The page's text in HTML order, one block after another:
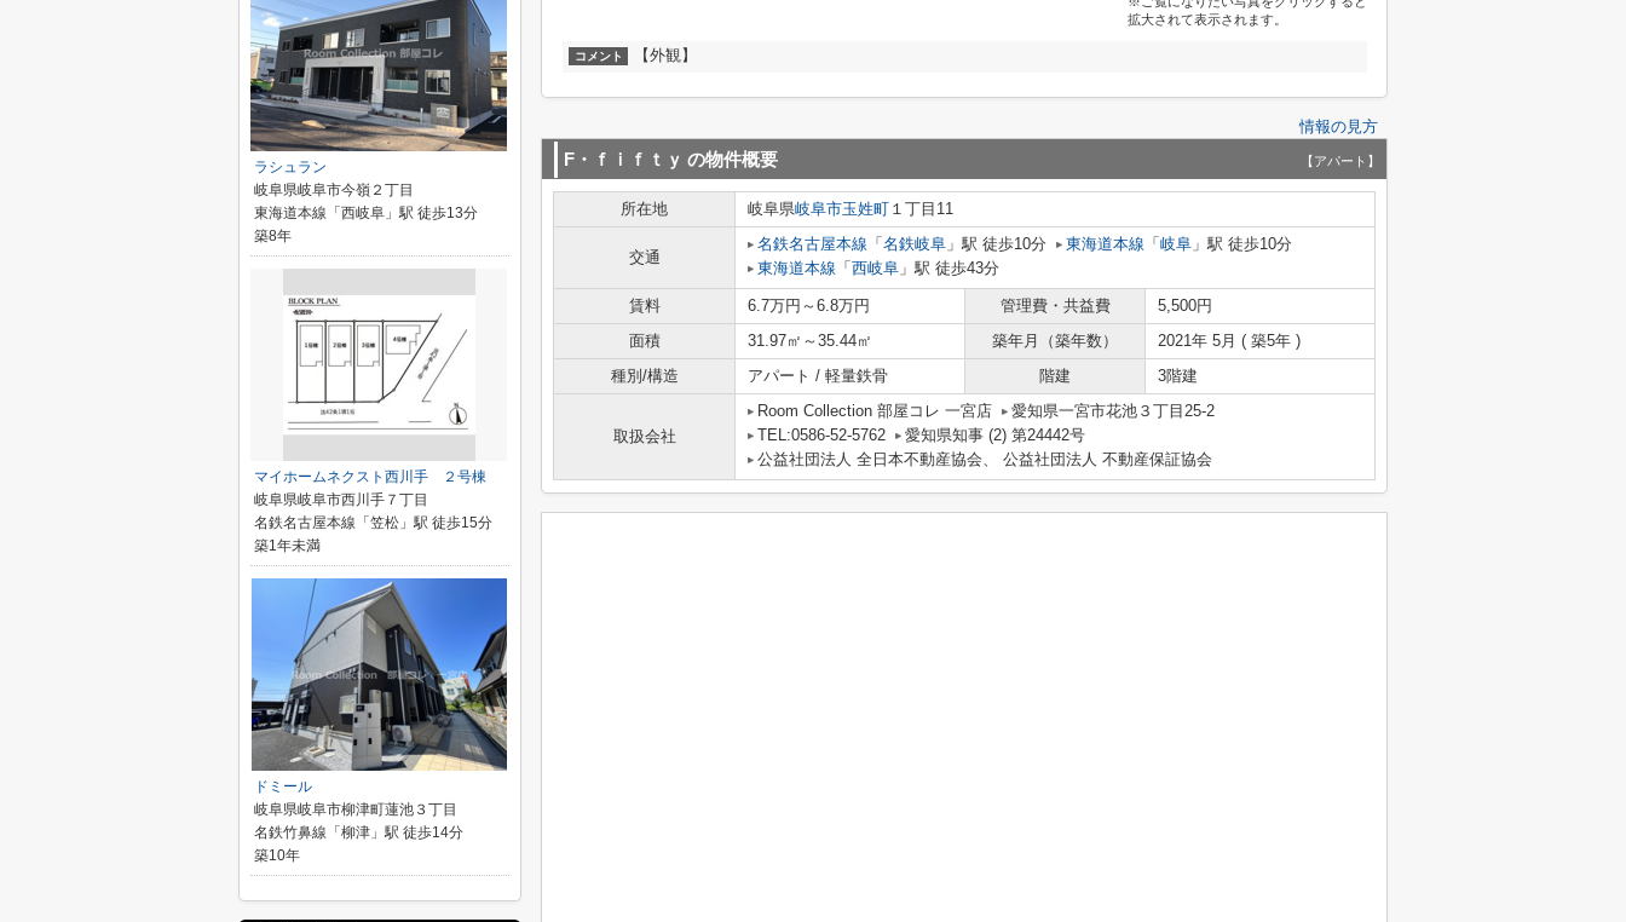
拡大されて表示されます。
コメント 【外観】
情報の見方
F・ｆｉｆｔｙ の物件概要 【アパート】
所在地 岐阜県岐阜市玉姓町 １丁目11
交通
名鉄名古屋本線 「 名鉄岐阜 」駅 徒歩10分 東海道本線 「 岐阜 」駅 徒歩10分
東海道本線 「 西岐阜 」駅 徒歩43分
賃料 6.7万円～6.8万円 管理費・共益費
5,500円
面積
31.97㎡～35.44㎡ 築年月（築年数）
2021年 5月 ( 築5年 )
種別/構造
アパート / 軽量鉄骨 階建 3階建
取扱会社
Room Collection 部屋コレ 一宮店
愛知県一宮市花池３丁目25-2
TEL:0586-52-5762
愛知県知事 (2) 第24442号
公益社団法人 全日本不動産協会、 公益社団法人 不動産保証協会
ラシュラン
岐阜県岐阜市今嶺２丁目
東海道本線「西岐阜」駅 徒歩13分
築8年
マイホームネクスト西川手 ２号棟
岐阜県岐阜市西川手７丁目
名鉄名古屋本線「笠松」駅 徒歩15分
築1年未満
ドミール
岐阜県岐阜市柳津町蓮池３丁目
名鉄竹鼻線「柳津」駅 徒歩14分
築10年